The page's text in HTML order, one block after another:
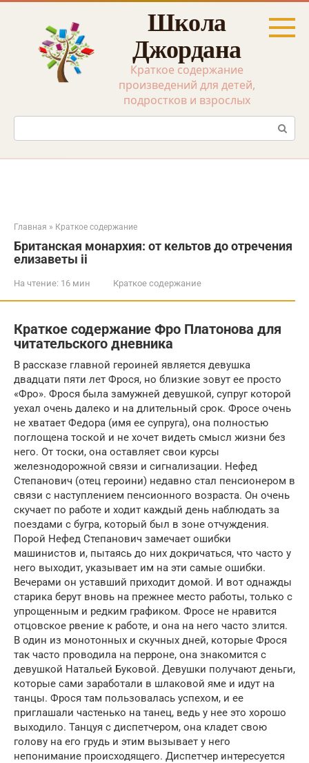
Перейти
Школа
Джордана
Краткое содержание
произведений для детей,
подростков и взрослых
Поиск:
Главная » Краткое содержание
Британская монархия: от кельтов до отречения
елизаветы ii
На чтение: 16 мин Краткое содержание
Краткое содержание Фро Платонова для
читательского дневника
В рассказе главной героиней является девушка
двадцати пяти лет Фрося, но близкие зовут ее просто
«Фро». Фрося была замужней девушкой, супруг которой
уехал очень далеко и на длительный срок. Фросе очень
не хватает Федора (имя ее супруга), она полностью
поглощена тоской и не хочет видеть смысл жизни без
него. От тоски, она оставляет свои курсы
железнодорожной связи и сигнализации. Нефед
Степанович (отец героини) недавно стал пенсионером в
связи с наступлением пенсионного возраста. Он очень
скучает по работе и ходит каждый день наблюдать за
поездами с бугра, который был в зоне отчуждения.
Порой Нефед Степанович замечает ошибки
машинистов и, пытаясь до них докричаться, что часто у
него выходит, указывает им на эти самые ошибки.
Вечерами он уставший приходит домой. И вот однажды
старика берут вновь на прежнее место работы, только с
упрощенным и редким графиком. Фросе не нравится
отцовское рвение к работе, и она на него часто злится.
В один из монотонных и скучных дней, которые Фрося
так часто проводила на перроне, она знакомится с
девушкой Натальей Буковой. Девушки получают деньги,
которые сами заработали в шлаковой яме и идут на
танцы. Фрося там пользовалась успехом, и ее
приглашали частенько на танец, ведь у нее это хорошо
выходило. Танцуя с диспетчером, она кладет свою
голову на его грудь и этим вызывает у него
непонимание происходящего. Диспетчер интересуется